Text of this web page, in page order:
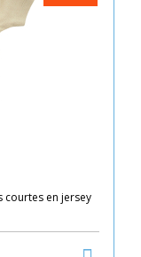
courtes en jersey